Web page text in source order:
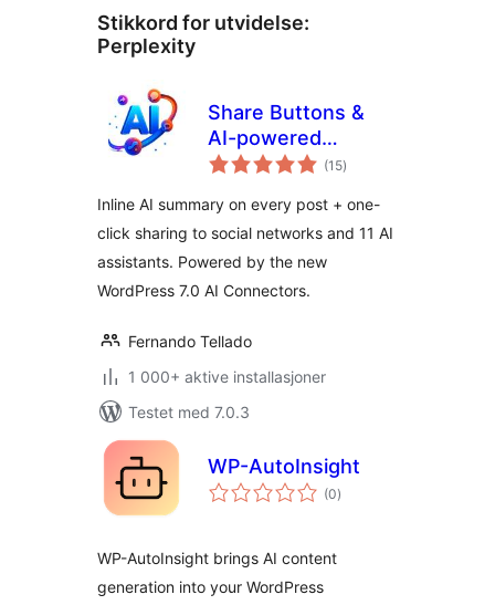
Stikkord for utvidelse:
Perplexity
Share Buttons &
AI-powered
Summaries (15totale
vurderinger
)
Inline AI summary on every post + one-
click sharing to social networks and 11 AI
assistants. Powered by the new
WordPress 7.0 AI Connectors.
Fernando Tellado
1 000+ aktive installasjoner
Testet med 7.0.3
WP-AutoInsight
(0totale
vurderinger
)
WP-AutoInsight brings AI content
generation into your WordPress